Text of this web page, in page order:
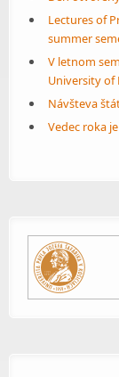
Lectures of
summer
V letnom
University of
Návšteva
Vedec roka